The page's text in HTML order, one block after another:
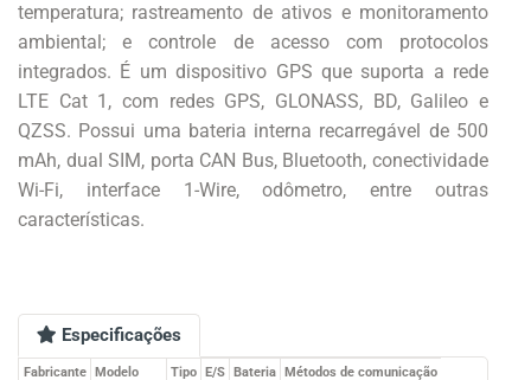
temperatura; rastreamento de ativos e monitoramento
ambiental; e controle de acesso com protocolos
integrados. É um dispositivo GPS que suporta a rede
LTE Cat 1, com redes GPS, GLONASS, BD, Galileo e
QZSS. Possui uma bateria interna recarregável de 500
mAh, dual SIM, porta CAN Bus, Bluetooth, conectividade
Wi-Fi, interface 1-Wire, odômetro, entre outras
características.
Especificações
Fabricante Modelo Tipo E/S Bateria Métodos de comunicação